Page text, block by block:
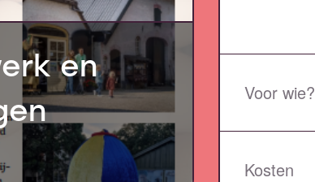
en
Voor wie?
Kosten